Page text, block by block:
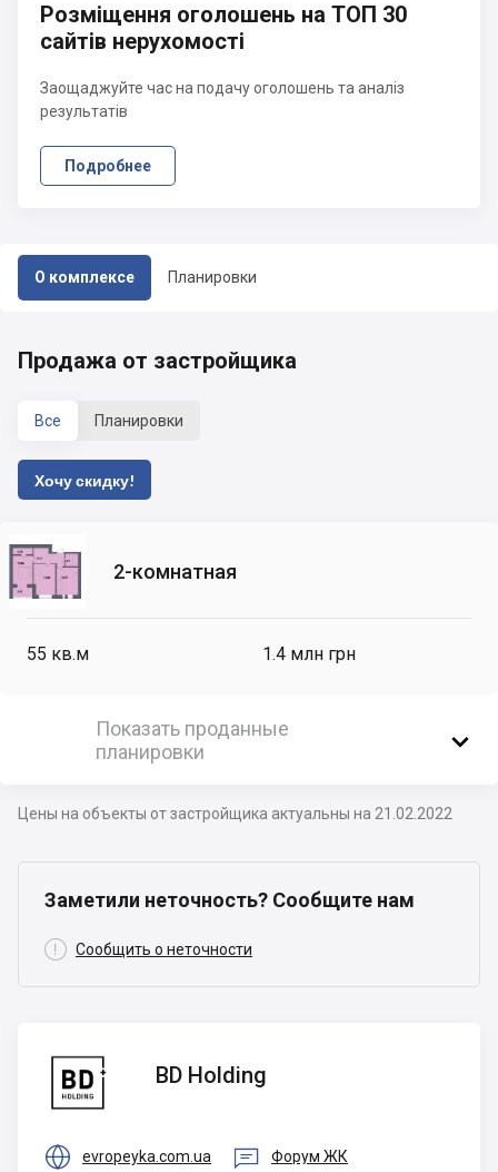
О комплексе Планировки
Розміщення оголошень на ТОП 30
сайтів нерухомості
Заощаджуйте час на подачу оголошень та аналіз
результатів
Подробнее
Продажа от застройщика
Все Планировки
Хочу скидку!
2-комнатная
55 кв.м 1.4 млн грн
Показать проданные
планировки

Цены на объекты от застройщика актуальны на 21.02.2022
Заметили неточность? Сообщите нам
 Сообщить о неточности
BD
Holding
BD Holding
 evropeyka.com.ua  Форум ЖК